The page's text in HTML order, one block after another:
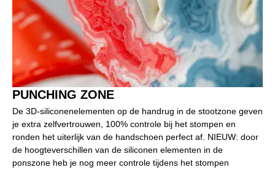
PUNCHING ZONE
De 3D-siliconenelementen op de handrug in de stootzone geven
je extra zelfvertrouwen, 100% controle bij het stompen en
ronden het uiterlijk van de handschoen perfect af. NIEUW: door
de hoogteverschillen van de siliconen elementen in de
ponszone heb je nog meer controle tijdens het stompen